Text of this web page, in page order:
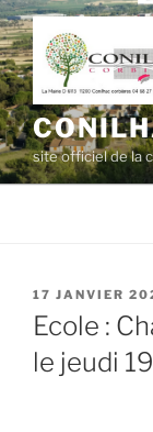
Aller
au
contenu
principal
site officiel de la
PUBLIÉ
LE
17 JANVIER
Ecole :
le jeudi